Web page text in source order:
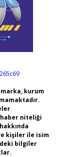
kurum
niteliği
kişiler ile isim
bilgiler